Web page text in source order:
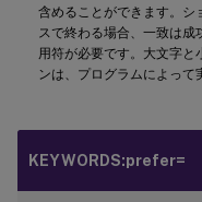
含めることができます。シ
スで終わる場合、一致は成
用符が必要です。大文字と
ンは、プログラムによって
KEYWORDS:prefer=